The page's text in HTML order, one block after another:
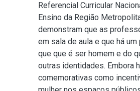
Referencial Curricular
Ensino da Região
demonstram que as
em sala de aula e que há
que que é ser homem e do
outras identidades. Embora
comemorativas como